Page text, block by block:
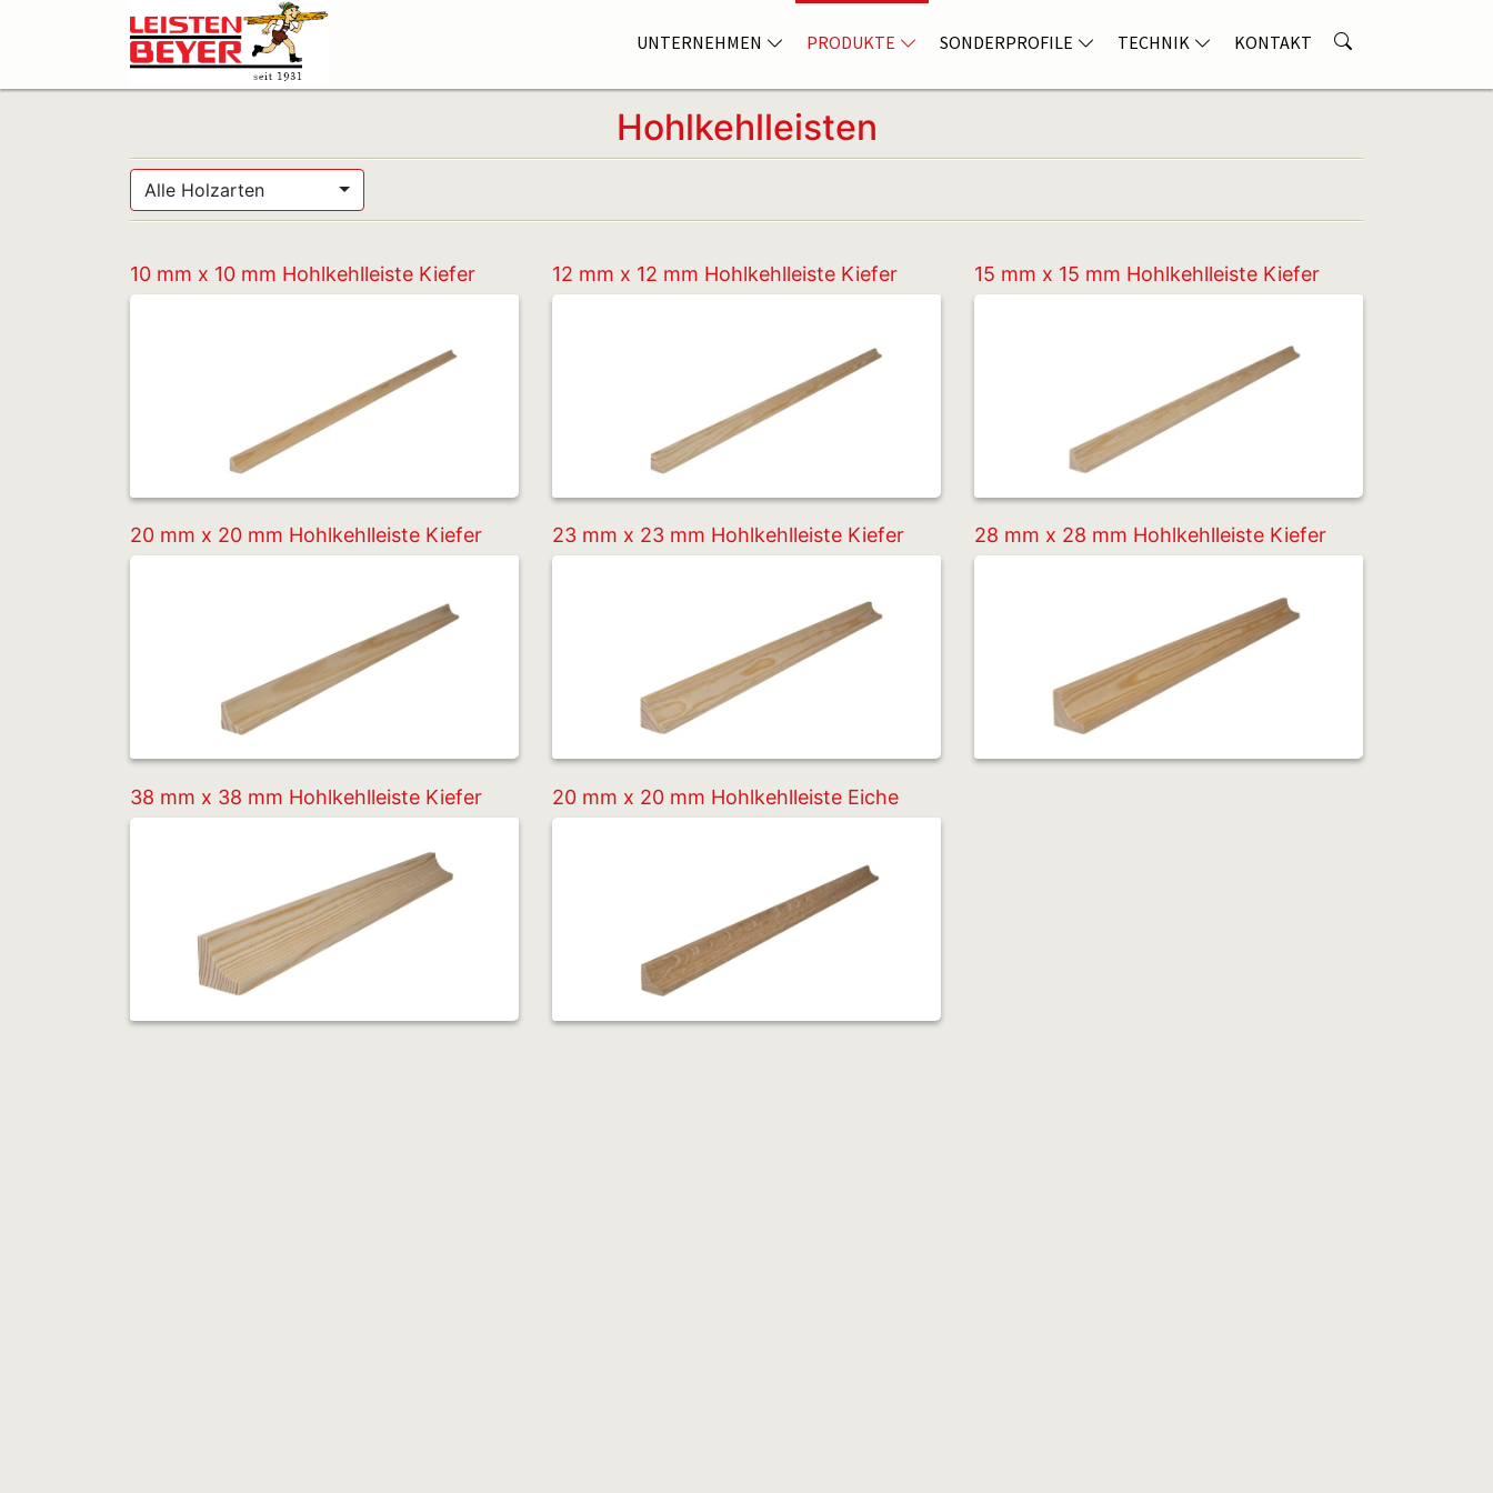
UNTERNEHMEN PRODUKTE SONDERPROFILE TECHNIK KONTAKT
Hohlkehlleisten
Alle Holzarten
10 mm x 10 mm Hohlkehlleiste Kiefer 12 mm x 12 mm Hohlkehlleiste Kiefer 15 mm x 15 mm Hohlkehlleiste Kiefer
20 mm x 20 mm Hohlkehlleiste Kiefer 23 mm x 23 mm Hohlkehlleiste Kiefer 28 mm x 28 mm Hohlkehlleiste Kiefer
38 mm x 38 mm Hohlkehlleiste Kiefer 20 mm x 20 mm Hohlkehlleiste Eiche